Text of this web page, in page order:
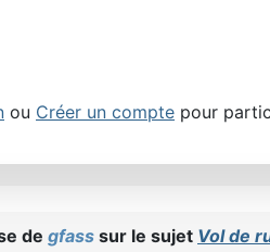
ou Créer un compte pour
de gfass sur le sujet Vol de